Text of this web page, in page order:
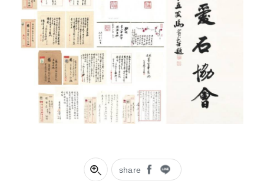
share